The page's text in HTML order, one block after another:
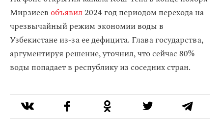
Мирзиеев объявил2024 год периодом перехода на
чрезвычайный режим экономии воды в
Узбекистане из-за ее дефицита. Глава государства,
аргументируя решение, уточнил, что сейчас 80%
воды попадает в республику из соседних стран.